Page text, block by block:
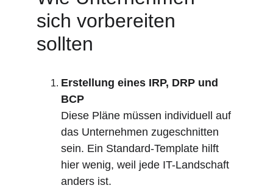
sich vorbereiten
sollten
Erstellung eines IRP, DRP und
BCP
Diese Pläne müssen individuell auf
das Unternehmen zugeschnitten
sein. Ein Standard-Template hilft
hier wenig, weil jede IT-Landschaft
anders ist.